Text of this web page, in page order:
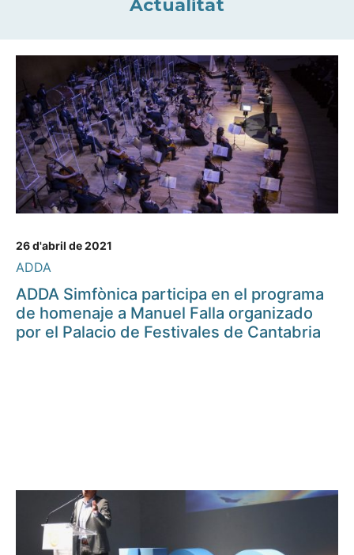
Actualitat
26 d'abril de 2021
ADDA
ADDA Simfònica participa en el programa
de homenaje a Manuel Falla organizado
por el Palacio de Festivales de Cantabria